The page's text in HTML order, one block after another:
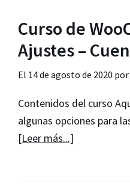
Ajustes
–
electrónicos
Curso de
Ajustes –
El 14 de agosto de 2020 por
Contenidos del curso
algunas opciones para
[Leer más...]